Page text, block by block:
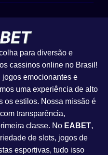
para diversão e
cassinos online no Brasil!
jogos emocionantes e
uma experiência de alto
os estilos. Nossa missão é
transparência,
classe. No EABET,
de slots, jogos de
esportivas, tudo isso